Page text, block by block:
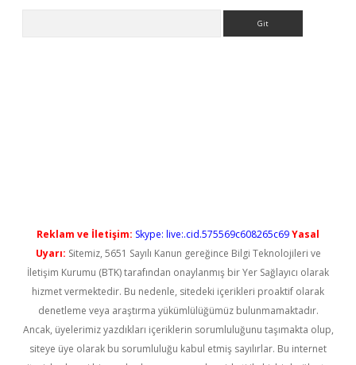
Reklam ve İletişim: Skype: live:.cid.575569c608265c69Yasal
Uyarı: Sitemiz, 5651 Sayılı Kanun gereğince Bilgi Teknolojileri ve
İletişim Kurumu (BTK) tarafından onaylanmış bir Yer Sağlayıcı olarak
hizmet vermektedir. Bu nedenle, sitedeki içerikleri proaktif olarak
denetleme veya araştırma yükümlülüğümüz bulunmamaktadır.
Ancak, üyelerimiz yazdıkları içeriklerin sorumluluğunu taşımakta olup,
siteye üye olarak bu sorumluluğu kabul etmiş sayılırlar. Bu internet